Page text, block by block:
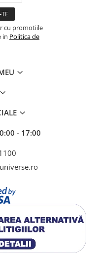
cu promotiile
in Politica de
- 17:00